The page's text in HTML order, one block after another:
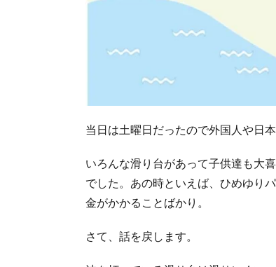
当日は土曜日だったので外国人や日
いろんな滑り台があって子供達も大
でした。あの時といえば、ひめゆり
金がかかることばかり。
さて、話を戻します。